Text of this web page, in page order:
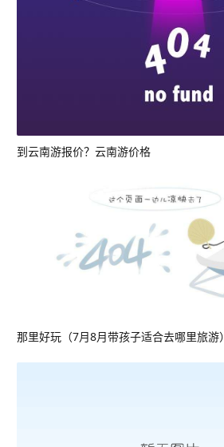
到云南游报价？云南游价格
那里好玩（7月8月带孩子适合去哪里旅游）